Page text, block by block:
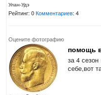
Улан-Удэ
Рейтинг: 0Комментариев: 4
Оцените фотографию
помощь
за 4
себе,вот